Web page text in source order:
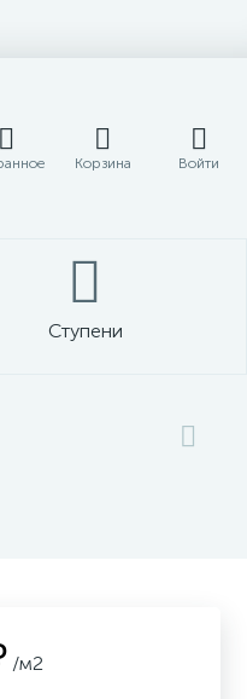
Корзина Войти
Ступени
/м2